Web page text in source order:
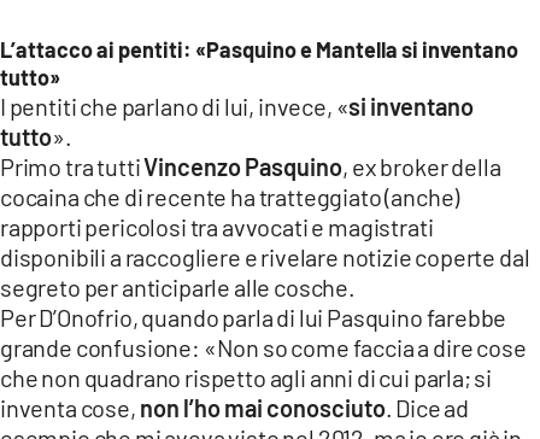
L’attacco ai pentiti: «Pasquino e Mantella si inventano
tutto»
I pentiti che parlano di lui, invece, «si inventano
tutto».
Primo tra tuttiVincenzo Pasquino, ex broker della
cocaina che di recente ha tratteggiato (anche)
rapporti pericolosi tra avvocati e magistrati
disponibili a raccogliere e rivelare notizie coperte dal
segreto per anticiparle alle cosche.
Per D’Onofrio, quando parla di lui Pasquino farebbe
grande confusione: «Non so come faccia a dire cose
che non quadrano rispetto agli anni di cui parla; si
inventa cose, non l’ho mai conosciuto. Dice ad